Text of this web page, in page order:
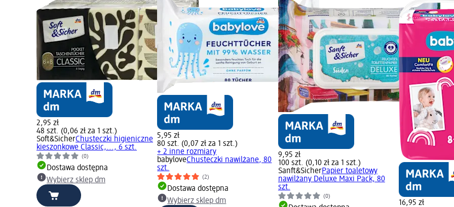
2,95 zł
48 szt. (0,06 zł za 1 szt.)
Soft&SicherChusteczki higieniczne
kieszonkowe Classic,..., 6 szt.
(0)
Dostawa dostępna
Wybierz sklep dm
5,95 zł
80 szt. (0,07 zł za 1 szt.)
+ 2 inne rozmiary
babyloveChusteczki nawilżane, 80
szt.
(2)
Dostawa dostępna
Wybierz sklep dm
9,95 zł
100 szt. (0,10 zł za 1 szt.)
Sanft&SicherPapier toaletowy
nawilżany Deluxe Maxi Pack, 80
szt.
(0)
16,95 zł